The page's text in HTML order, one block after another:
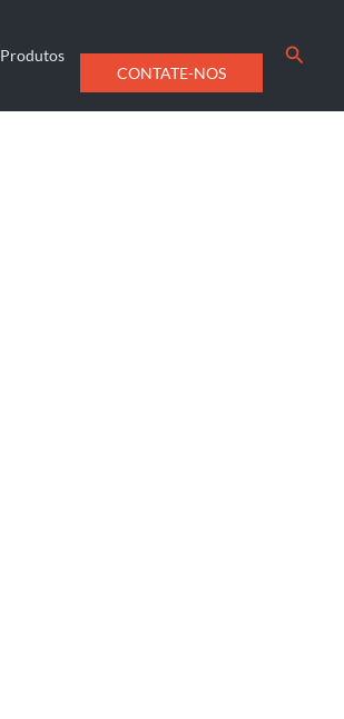
Produtos
CONTATE-NOS